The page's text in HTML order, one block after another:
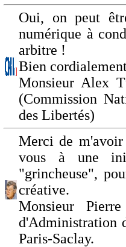
Oui, on peut
numérique à
arbitre !
Bien
Monsieur Alex
(Commission
des Libertés)
Merci de
vous à une
"grincheuse",
créative.
Monsieur
d'Administration
Paris-Saclay.